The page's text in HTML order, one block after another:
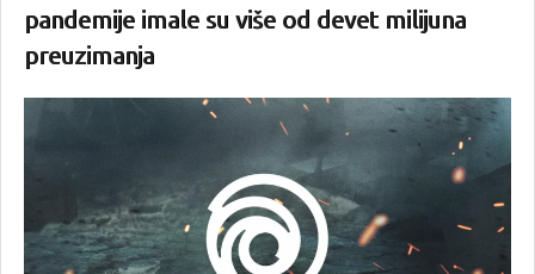
pandemije imale su više od devet milijuna
preuzimanja